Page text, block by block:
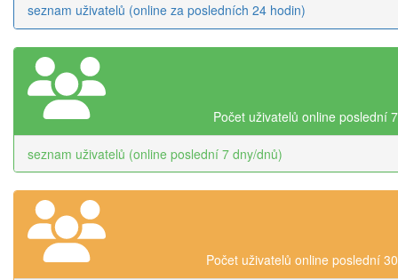
seznam uživatelů (online za posledních 24 hodin)
Počet uživatelů online poslední
seznam uživatelů (online poslední 7 dny/dnů)
Počet uživatelů online poslední